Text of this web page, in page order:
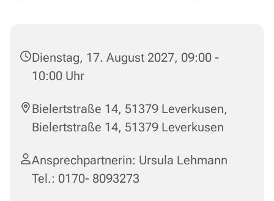
Dienstag, 17. August 2027, 09:00 -
10:00 Uhr
Bielertstraße 14, 51379 Leverkusen,
Bielertstraße 14, 51379 Leverkusen
Ansprechpartnerin: Ursula Lehmann
Tel.: 0170- 8093273